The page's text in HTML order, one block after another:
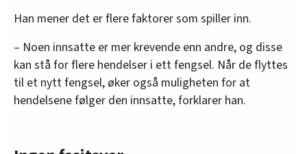
Han mener det er flere faktorer som spiller inn.
– Noen innsatte er mer krevende enn andre, og disse
kan stå for flere hendelser i ett fengsel. Når de flyttes
til et nytt fengsel, øker også muligheten for at
hendelsene følger den innsatte, forklarer han.